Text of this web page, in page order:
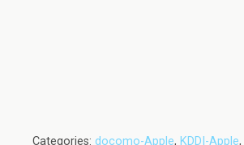
Categories: docomo-Apple, KDDI-Apple,